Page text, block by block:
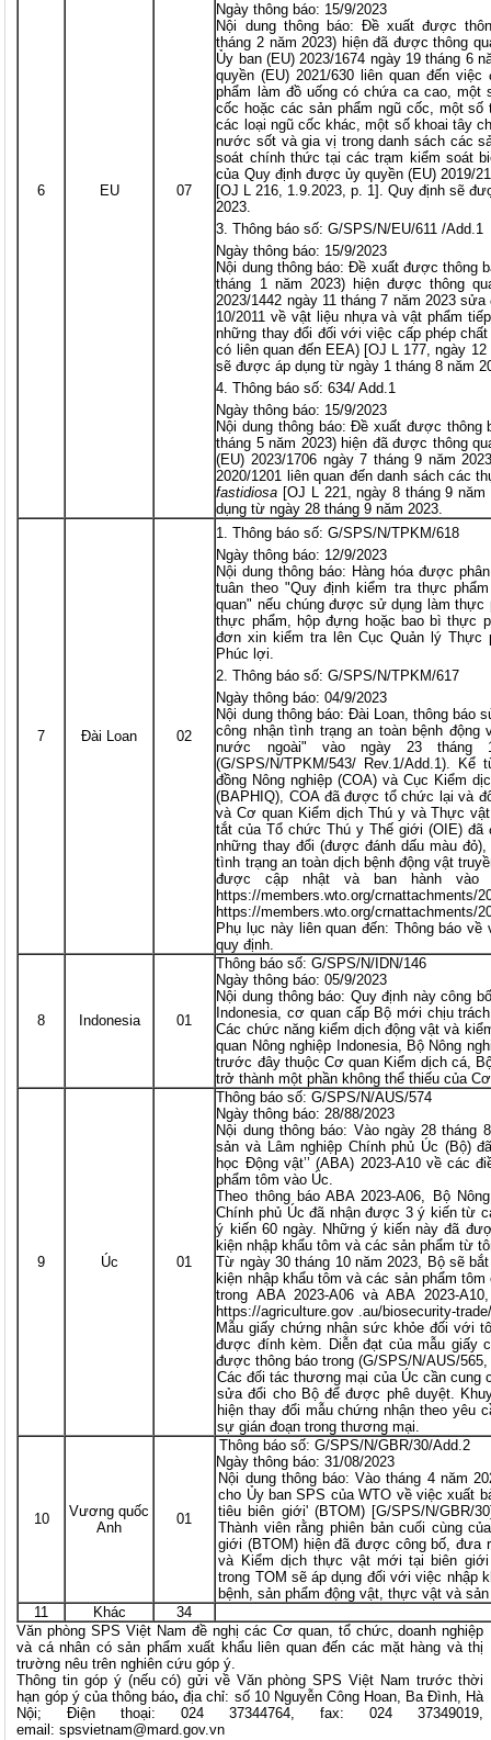
6 EU 07
Ngày thông báo: 15/9/2023
Nội dung thông báo: Đề xuất được
tháng 2 năm 2023) hiện đã được thông
Ủy ban (EU) 2023/1674 ngày 19 tháng 6
quyền (EU) 2021/630 liên quan đến
phẩm làm đồ uống có chứa ca cao,
cốc hoặc các sản phẩm ngũ cốc, một
các loại ngũ cốc khác, một số khoai tây
nước sốt và gia vị trong danh sách các
soát chính thức tại các trạm kiểm soát
của Quy định được ủy quyền (EU) 2019/
[OJ L 216, 1.9.2023, p. 1]. Quy định sẽ
2023.
Thông báo số: G/SPS/N/EU/611 /Add.1
Ngày thông báo: 15/9/2023
Nội dung thông báo: Đề xuất được thông
tháng 1 năm 2023) hiện được thông
2023/1442 ngày 11 tháng 7 năm 2023
10/2011 về vật liệu nhựa và vật phẩm
những thay đổi đối với việc cấp phép
có liên quan đến EEA) [OJ L 177, ngày
sẽ được áp dụng từ ngày 1 tháng 8 năm
Thông báo số: 634/ Add.1
Ngày thông báo: 15/9/2023
Nội dung thông báo: Đề xuất được thông
tháng 5 năm 2023) hiện đã được thông
(EU) 2023/1706 ngày 7 tháng 9 năm
2020/1201 liên quan đến danh sách các
fastidiosa [OJ L 221, ngày 8 tháng 9
dụng từ ngày 28 tháng 9 năm 2023.
7 Đài Loan 02
Thông báo số: G/SPS/N/TPKM/618
Ngày thông báo: 12/9/2023
Nội dung thông báo: Hàng hóa được
tuân theo "Quy định kiểm tra thực
quan" nếu chúng được sử dụng làm thực
thực phẩm, hộp đựng hoặc bao bì thực
đơn xin kiểm tra lên Cục Quản lý
Phúc lợi.
Thông báo số: G/SPS/N/TPKM/617
Ngày thông báo: 04/9/2023
Nội dung thông báo: Đài Loan, thông báo
công nhận tình trạng an toàn bệnh động
nước ngoài" vào ngày 23
(G/SPS/N/TPKM/543/ Rev.1/Add.1).
đồng Nông nghiệp (COA) và Cục Kiểm
(BAPHIQ), COA đã được tổ chức lại và
và Cơ quan Kiểm dịch Thú y và Thực
tắt của Tổ chức Thú y Thế giới (OIE)
những thay đổi (được đánh dấu màu
tình trạng an toàn dịch bệnh động vật
được cập nhật và ban hành vào
https://members.wto.org/crnattachments/
https://members.wto.org/crnattachments/
Phụ lục này liên quan đến: Thông báo
quy định.
8 Indonesia 01
Thông báo số: G/SPS/N/IDN/146
Ngày thông báo: 05/9/2023
Nội dung thông báo: Quy định này công
Indonesia, cơ quan cấp Bộ mới chịu
Các chức năng kiểm dịch động vật và
quan Nông nghiệp Indonesia, Bộ Nông
trước đây thuộc Cơ quan Kiểm dịch cá,
trở thành một phần không thể thiếu của
9 Úc 01
Thông báo số: G/SPS/N/AUS/574
Ngày thông báo: 28/88/2023
Nội dung thông báo: Vào ngày 28 tháng
sản và Lâm nghiệp Chính phủ Úc (Bộ)
học Động vật’’ (ABA) 2023-A10 về các
phẩm tôm vào Úc.
Theo thông báo ABA 2023-A06, Bộ
Chính phủ Úc đã nhận được 3 ý kiến từ
ý kiến 60 ngày. Những ý kiến này đã
kiện nhập khẩu tôm và các sản phẩm từ
Từ ngày 30 tháng 10 năm 2023, Bộ sẽ
kiện nhập khẩu tôm và các sản phẩm
trong ABA 2023-A06 và ABA 2023-
https://agriculture.gov .au/biosecurity-
Mẫu giấy chứng nhận sức khỏe đối với
được đính kèm. Diễn đạt của mẫu giấy
được thông báo trong (G/SPS/N/AUS/
Các đối tác thương mại của Úc cần cung
sửa đổi cho Bộ để được phê duyệt.
hiện thay đổi mẫu chứng nhận theo yêu
sự gián đoạn trong thương mại.
10
Vương quốc
Anh
01
Thông báo số: G/SPS/N/GBR/30/Add.2
Ngày thông báo: 31/08/2023
Nội dung thông báo: Vào tháng 4 năm
cho Ủy ban SPS của WTO về việc xuất
tiêu biên giới' (BTOM) [G/SPS/N/GBR/
Thành viên rằng phiên bản cuối cùng
giới (BTOM) hiện đã được công bố, đưa
và Kiểm dịch thực vật mới tại biên
trong TOM sẽ áp dụng đối với việc nhập
bệnh, sản phẩm động vật, thực vật và
11
Khác
34
Văn phòng SPS Việt Nam đề nghị các Cơ quan, tổ chức, doanh nghiệp
và cá nhân có sản phẩm xuất khẩu liên quan đến các mặt hàng và thị
trường nêu trên nghiên cứu góp ý.
Thông tin góp ý (nếu có) gửi về Văn phòng SPS Việt Nam trước thời
hạn góp ý của thông báo,địa chỉ: số 10 Nguyễn Công Hoan, Ba Đình, Hà
Nội; Điện thoại: 024 37344764, fax: 024 37349019,
email:spsvietnam@mard.gov.vn